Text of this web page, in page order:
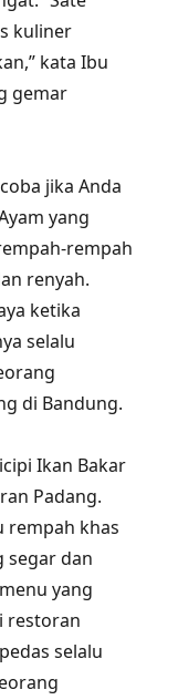
kuliner
kata Ibu
gemar
jika Anda
yang
rempah
renyah.
ketika
selalu
di Bandung.
Ikan Bakar
Padang.
rempah khas
segar dan
yang
restoran
selalu